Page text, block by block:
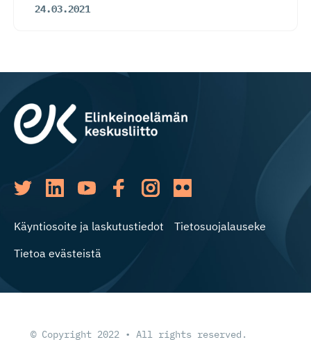
24.03.2021
Käyntiosoite ja laskutustiedot
Tietosuojalauseke
Tietoa evästeistä
© Copyright 2022 • All rights reserved.